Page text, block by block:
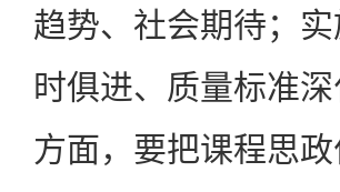
趋势、社会期待；
时俱进、质量标准
方面，要把课程思